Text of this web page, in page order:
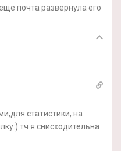
почта развернула его
статистики,:на
тч я снисходительна